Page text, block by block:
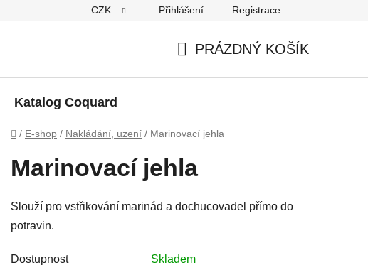
CZK Přihlášení Registrace
PRÁZDNÝ KOŠÍK
Katalog Coquard
Domů
/ E-shop / Nakládání, uzení / Marinovací jehla
Marinovací jehla
Slouží pro vstřikování marinád a dochucovadel přímo do
potravin.
Dostupnost
Skladem